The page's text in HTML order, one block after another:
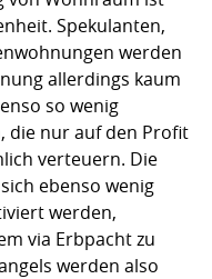
Spekulanten,
werden
allerdings kaum
so wenig
die nur auf den Profit
verteuern. Die
ebenso wenig
werden,
via Erbpacht zu
werden also